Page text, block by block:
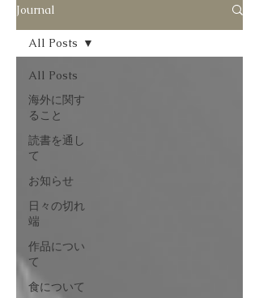
Journal
All Posts
海外に関す
ること
読書を通し
て
お知らせ
日々の切れ
端
作品につい
て
食について
All Posts